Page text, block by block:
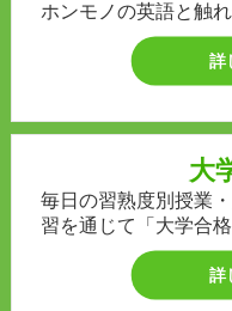
ホンモノの英語と触
詳
大
毎日の習熟度別授業
習を通じて「大学合
詳